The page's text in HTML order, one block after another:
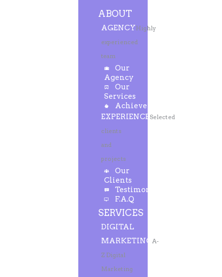
ABOUT
AGENCYHighly
experienced
team
Our
Agency
Our
Services
Achievements
EXPERIENCE Selected
clients
and
projects
Our
Clients
Testimonials
F.A.Q
SERVICES
DIGITAL
MARKETING A-
Z Digital
Marketing